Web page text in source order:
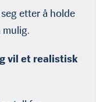
etter å holde
mulig.
vil et realistisk